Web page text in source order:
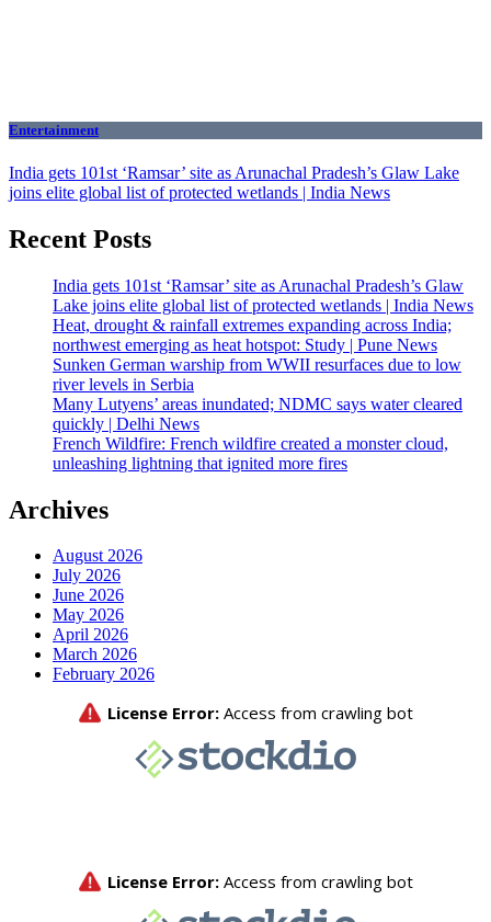
Entertainment
India gets 101st ‘Ramsar’ site as Arunachal Pradesh’s Glaw Lake
joins elite global list of protected wetlands | India News
Recent Posts
India gets 101st ‘Ramsar’ site as Arunachal Pradesh’s Glaw
Lake joins elite global list of protected wetlands | India News
Heat, drought & rainfall extremes expanding across India;
northwest emerging as heat hotspot: Study | Pune News
Sunken German warship from WWII resurfaces due to low
river levels in Serbia
Many Lutyens’ areas inundated; NDMC says water cleared
quickly | Delhi News
French Wildfire: French wildfire created a monster cloud,
unleashing lightning that ignited more fires
Archives
August 2026
July 2026
June 2026
May 2026
April 2026
March 2026
February 2026